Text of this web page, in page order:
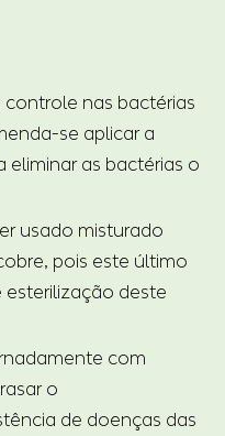
nas bactérias
se aplicar a
eliminar as bactérias o
usado misturado
pois este último
esterilização deste
com
o
de doenças das